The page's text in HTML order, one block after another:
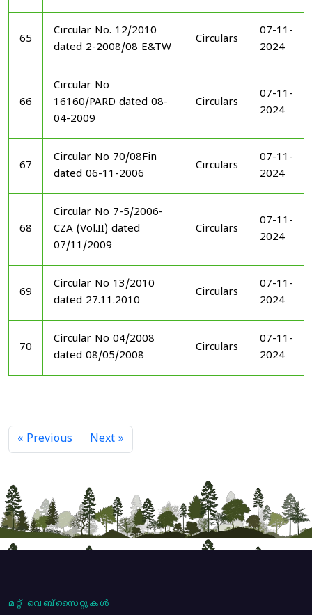
65
Circular No. 12/2010
dated 2-2008/08 E&TW
Circulars
07-11-
2024
66
Circular No
16160/PARD dated 08-
04-2009
Circulars
07-11-
2024
67
Circular No 70/08Fin
dated 06-11-2006
Circulars
07-11-
2024
68
Circular No 7-5/2006-
CZA (Vol.II) dated
07/11/2009
Circulars
07-11-
2024
69
Circular No 13/2010
dated 27.11.2010
Circulars
07-11-
2024
70
Circular No 04/2008
dated 08/05/2008
Circulars
07-11-
2024
« Previous Next »
മറ്റ് വെബ്സൈറ്റുകൾ